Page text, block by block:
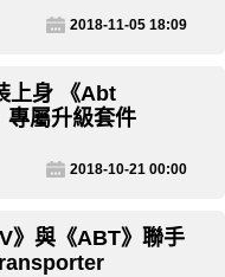
2018-11-05 18:09
上身 《Abt
屬升級套件
2018-10-21 00:00
》與《ABT》聯手